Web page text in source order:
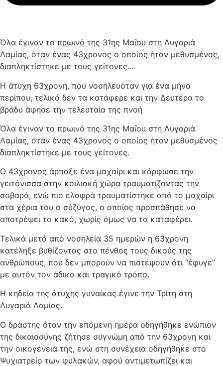
Όλα έγιναν το πρωινό της 31ης Μαΐου στη Λυγαριά
Λαμίας, όταν ένας 43χρονος ο οποίος ήταν μεθυσμένος,
διαπληκτίστηκε με τους γείτονες…
Η άτυχη 63χρονη, που νοσηλευόταν για ένα μήνα
περίπου, τελικά δεν τα κατάφερε και την Δευτέρα το
βράδυ άφησε την τελευταία της πνοή
Όλα έγιναν το πρωινό της 31ης Μαΐου στη Λυγαριά
Λαμίας, όταν ένας 43χρονος ο οποίος ήταν μεθυσμένος
διαπληκτίστηκε με τους γείτονες.
Ο 43χρονος άρπαξε ένα μαχαίρι και κάρφωσε την
γειτόνισσα στην κοιλιακή χώρα τραυματίζοντας την
σοβαρά, ενώ πιο ελαφρά τραυματίστηκε από το μαχαίρι
στα χέρια του ο σύζυγος, ο οποίος προσπάθησε να
αποτρέψει το κακό, χωρίς όμως να τα καταφέρει.
Τελικά μετά από νοσηλεία 35 ημερών η 63χρονη
κατέληξε βυθίζοντας στο πένθος τους δικούς της
ανθρώπους, που δεν μπορούν να πιστέψουν ότι “έφυγε”
με αυτόν τον άδικο και τραγικό τρόπο.
Η κηδεία της άτυχης γυναίκας έγινε την Τρίτη στη
Λυγαριά Λαμίας.
Ο δράστης όταν την επόμενη ημέρα οδηγήθηκε ενώπιον
της δικαιοσύνης ζήτησε συγνώμη από την 63χρονη και
την οικογένειά της, ενώ στη συνέχεια οδηγήθηκε στο
Ψυχιατρείο των φυλακών, αφού αντιμετωπίζει και